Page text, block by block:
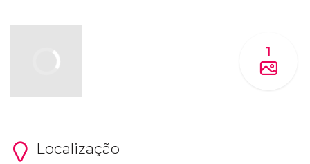
1
Localização